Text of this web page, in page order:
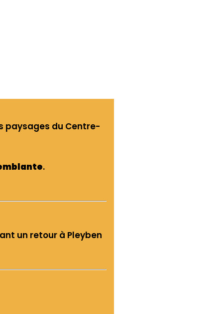
paysages du Centre-
.
un retour à Pleyben